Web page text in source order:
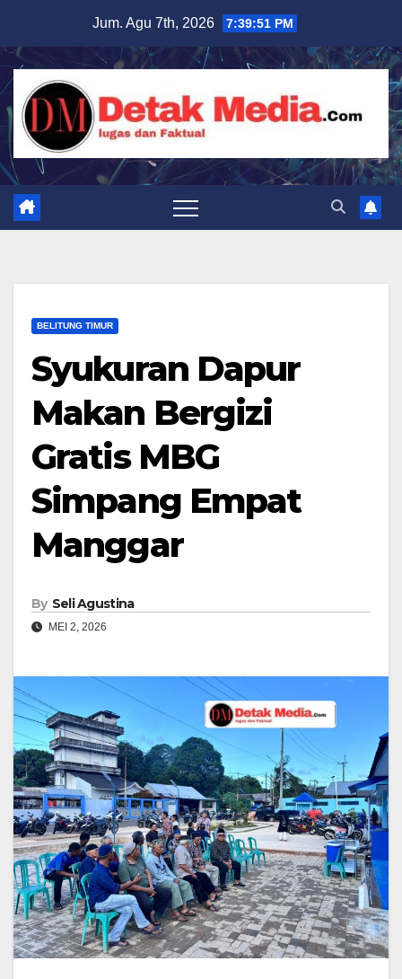
content
Jum. Agu 7th, 2026 7:39:52 PM
BELITUNG TIMUR
Syukuran Dapur
Makan Bergizi
Gratis MBG
Simpang Empat
Manggar
By Seli Agustina
MEI 2, 2026